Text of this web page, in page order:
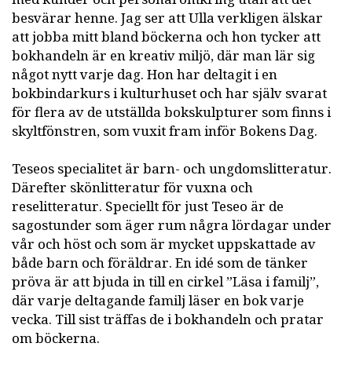
besvärar henne. Jag ser att Ulla verkligen älskar
att jobba mitt bland böckerna och hon tycker att
bokhandeln är en kreativ miljö, där man lär sig
något nytt varje dag. Hon har deltagit i en
bokbindarkurs i kulturhuset och har själv svarat
för flera av de utställda bokskulpturer som finns i
skyltfönstren, som vuxit fram inför Bokens Dag.
Teseos specialitet är barn- och ungdomslitteratur.
Därefter skönlitteratur för vuxna och
reselitteratur. Speciellt för just Teseo är de
sagostunder som äger rum några lördagar under
vår och höst och som är mycket uppskattade av
både barn och föräldrar. En idé som de tänker
pröva är att bjuda in till en cirkel ”Läsa i familj”,
där varje deltagande familj läser en bok varje
vecka. Till sist träffas de i bokhandeln och pratar
om böckerna.